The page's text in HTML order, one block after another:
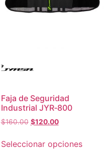
Faja de Seguridad
Industrial JYR‑800
$160.00 $120.00
Seleccionar opciones